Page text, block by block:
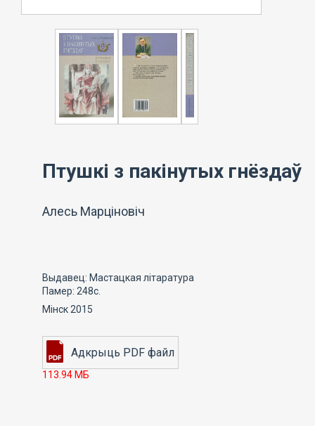
Птушкі з пакінутых гнёздаў
Алесь Марціновіч
Выдавец: Мастацкая літаратура
Памер: 248с.
Мінск 2015
113.94 МБ